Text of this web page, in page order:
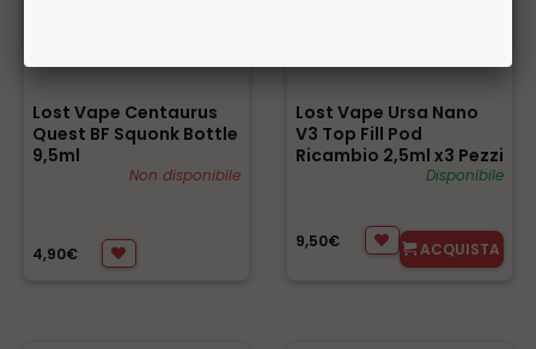
Lost Vape Centaurus
Quest BF Squonk Bottle
9,5ml
Non disponibile
4,90€
Lost Vape Ursa Nano
V3 Top Fill Pod
Ricambio 2,5ml x3 Pezzi
Disponibile
9,50€ ACQUISTA